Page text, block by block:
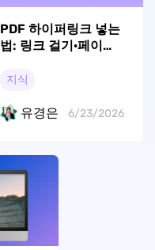
PDF 하이퍼링크 넣는
법: 링크 걸기·페이지
지식
유경은 6/23/2026